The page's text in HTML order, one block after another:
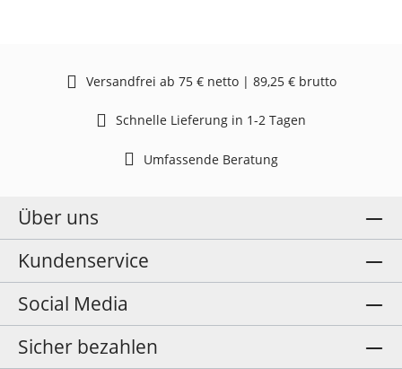
Versandfrei ab 75 € netto | 89,25 € brutto
Schnelle Lieferung in 1-2 Tagen
Umfassende Beratung
Über uns
Kundenservice
Social Media
Sicher bezahlen